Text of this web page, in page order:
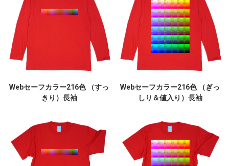
Webセーフカラー216色 （すっ
きり）長袖
Webセーフカラー216色 （ぎっ
しり＆値入り）長袖